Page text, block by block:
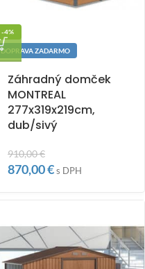
-4%
DOPRAVA ZADARMO
Záhradný domček
MONTREAL
277x319x219cm,
dub/sivý
910,00€
870,00€s DPH